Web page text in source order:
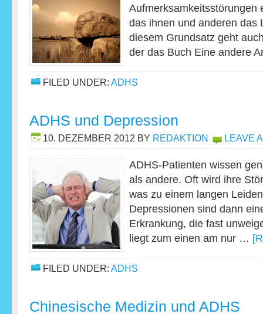
Aufmerksamkeitsstörungen
das ihnen und anderen das
diesem Grundsatz geht
der das Buch Eine andere
FILED UNDER: ADHS
ADHS und Depression
10. DEZEMBER 2012 BY REDAKTION LEAVE
ADHS-Patienten wissen
als andere. Oft wird ihre
was zu einem langen
Depressionen sind dann
Erkrankung, die fast
liegt zum einen am nur …
FILED UNDER: ADHS
Chinesische Medizin und ADHS